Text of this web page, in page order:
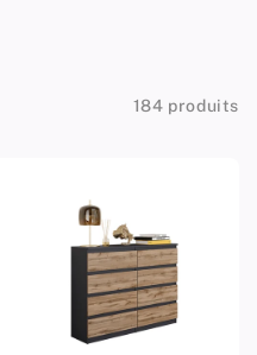
184 produits